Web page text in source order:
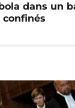
dans un
confinés